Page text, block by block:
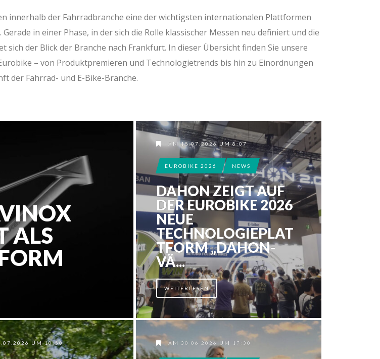
innerhalb der Fahrradbranche eine der wichtigsten internationalen Plattformen
in einer Phase, in der sich die Rolle klassischer Messen neu definiert und die
der Blick der Branche nach Frankfurt. In dieser Übersicht finden Sie unsere
– von Produktpremieren und Technologietrends bis hin zu Einordnungen
der Fahrrad- und E-Bike-Branche.
ALS
AM 15.07.2026 UM 8:07
EUROBIKE 2026 NEWS
DAHON ZEIGT AUF
DER EUROBIKE 2026
NEUE
TECHNOLOGIEPLAT
TFORM „DAHON-
VÄ...
WEITERLESEN
UM 10:50 AM 30.06.2026 UM 17:30